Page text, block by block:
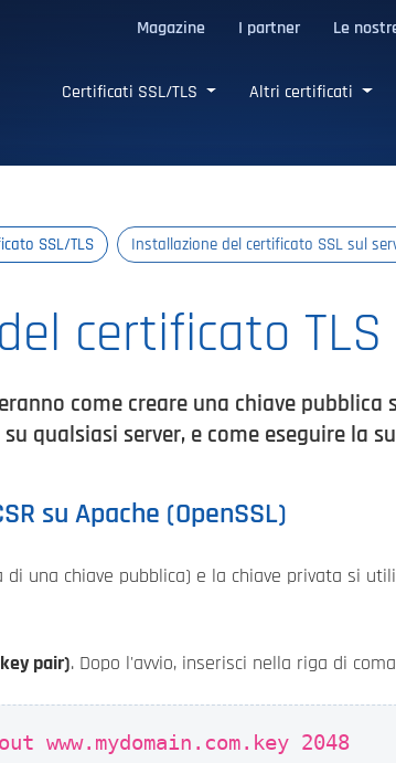
Magazine I partner Le
affidabili
Certificati SSL/TLS Altri certificati
SSL/TLS Installazione del certificato SSL sul
certificato
come creare una chiave pubblica
su qualsiasi server, e come eseguire la
su Apache (OpenSSL)
di una chiave pubblica) e la chiave privata si
pair). Dopo l'avvio, inserisci nella riga di
www.mydomain.com.key 2048